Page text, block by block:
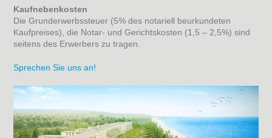
Kaufnebenkosten
Die Grunderwerbssteuer (5% des notariell beurkundeten
Kaufpreises), die Notar- und Gerichtskosten (1,5 – 2,5%) sind
seitens des Erwerbers zu tragen.
Sprechen Sie uns an!